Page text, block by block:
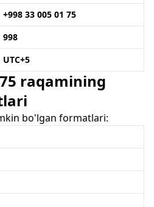
+998 33 005 01 75
998
UTC+5
raqamining
bo'lgan formatlari: